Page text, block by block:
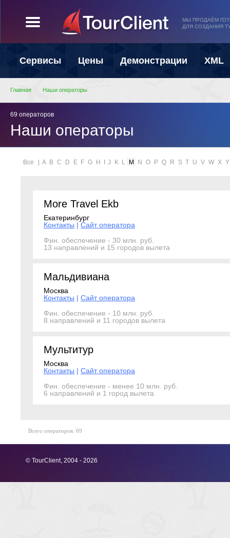
МЫ ПРОДАЁМ
ДЛЯ СОЗДАНИЯ
Сервисы Цены Демонстрации XML
Главная Наши операторы
69 операторов
Наши операторы
Все A B C D E F G H J K L M N O P Q R S T U V W X Y
More Travel Ekb
Екатеринбург
Контакты | Сайт оператора
Фин. обеспечение - 30 млн. руб.
13 направлений и 15 городов вылета
Мальдивиана
Москва
Контакты | Сайт оператора
Фин. обеспечение - 10 млн. руб.
8 направлений и 11 городов вылета
Мультитур
Москва
Контакты | Сайт оператора
Фин. обеспечение - менее 10 млн. руб.
6 направлений и 1 город вылета
Всего операторов: 69
© TourClient, 2004 - 2026